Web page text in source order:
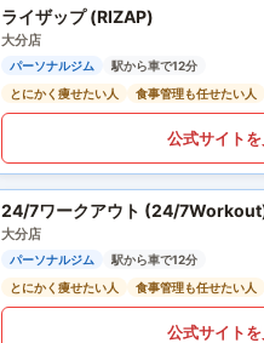
ライザップ (RIZAP)
大分店
パーソナルジム
駅から車で12分
とにかく痩せたい人
食事管理も任せたい人
公式サイト
24/7ワークアウト (24/
大分店
パーソナルジム
駅から車で12分
とにかく痩せたい人
食事管理も任せたい人
公式サイト